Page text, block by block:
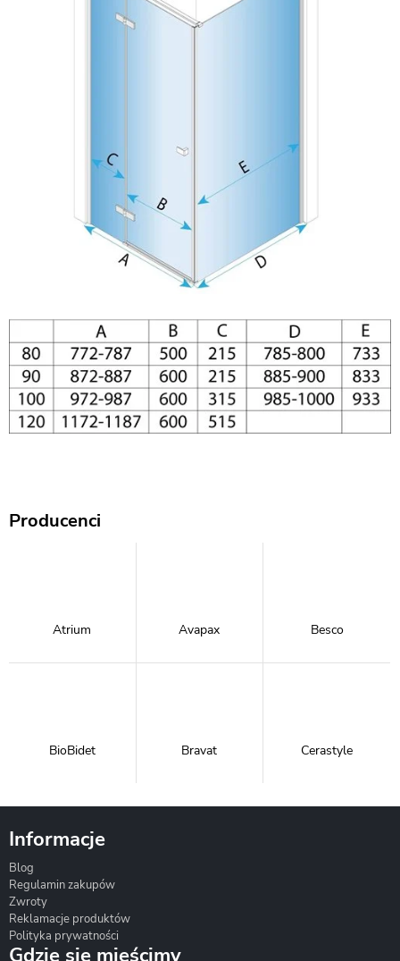
Producenci
Atrium Avapax Besco
BioBidet Bravat Cerastyle
Informacje
Blog
Regulamin zakupów
Zwroty
Reklamacje produktów
Polityka prywatności
Gdzie się mieścimy